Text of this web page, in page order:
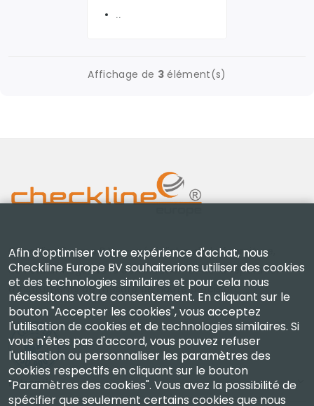
Affichage de 3élément(s)
Checkline Europe B.V. — spécialistes de la fourniture,
de l'étalonnage, de la certification et de la réparation
d'instruments de mesure de haute précision.
Entreprise
Afin d’optimiser votre expérience d'achat, nous
Checkline Europe BV souhaiterions utiliser des cookies
et des technologies similaires et pour cela nous
nécessitons votre consentement. En cliquant sur le
bouton "Accepter les cookies", vous acceptez
l'utilisation de cookies et de technologies similaires. Si
vous n'êtes pas d'accord, vous pouvez refuser
l'utilisation ou personnaliser les paramètres des
cookies respectifs en cliquant sur le bouton
"Paramètres des cookies". Vous avez la possibilité de
spécifier que seulement certains cookies que nous